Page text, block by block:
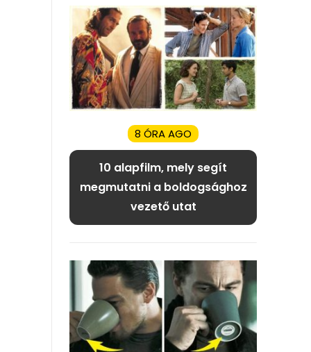
8 ÓRA AGO
10 alapfilm, mely segít
megmutatni a boldogsághoz
vezető utat